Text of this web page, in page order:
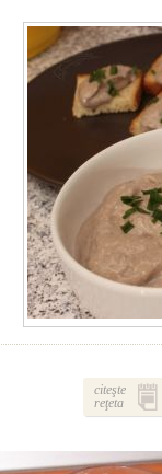
citeşte
reţeta